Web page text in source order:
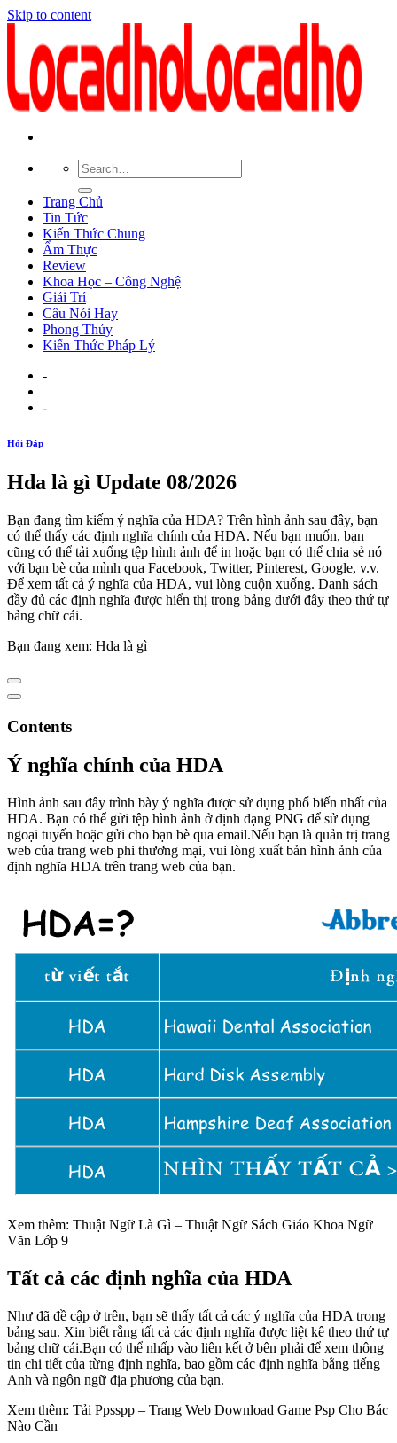
Skip to content
Trang Chủ
Tin Tức
Kiến Thức Chung
Ẩm Thực
Review
Khoa Học – Công Nghệ
Giải Trí
Câu Nói Hay
Phong Thủy
Kiến Thức Pháp Lý
-
-
Hỏi Đáp
Hda là gì Update 08/2026
Bạn đang tìm kiếm ý nghĩa của HDA? Trên hình ảnh sau đây, bạn
có thể thấy các định nghĩa chính của HDA. Nếu bạn muốn, bạn
cũng có thể tải xuống tệp hình ảnh để in hoặc bạn có thể chia sẻ nó
với bạn bè của mình qua Facebook, Twitter, Pinterest, Google, v.v.
Để xem tất cả ý nghĩa của HDA, vui lòng cuộn xuống. Danh sách
đầy đủ các định nghĩa được hiển thị trong bảng dưới đây theo thứ tự
bảng chữ cái.
Bạn đang xem: Hda là gì
Contents
Ý nghĩa chính của HDA
Hình ảnh sau đây trình bày ý nghĩa được sử dụng phổ biến nhất của
HDA. Bạn có thể gửi tệp hình ảnh ở định dạng PNG để sử dụng
ngoại tuyến hoặc gửi cho bạn bè qua email.Nếu bạn là quản trị trang
web của trang web phi thương mại, vui lòng xuất bản hình ảnh của
định nghĩa HDA trên trang web của bạn.
Xem thêm: Thuật Ngữ Là Gì – Thuật Ngữ Sách Giáo Khoa Ngữ
Văn Lớp 9
Tất cả các định nghĩa của HDA
Như đã đề cập ở trên, bạn sẽ thấy tất cả các ý nghĩa của HDA trong
bảng sau. Xin biết rằng tất cả các định nghĩa được liệt kê theo thứ tự
bảng chữ cái.Bạn có thể nhấp vào liên kết ở bên phải để xem thông
tin chi tiết của từng định nghĩa, bao gồm các định nghĩa bằng tiếng
Anh và ngôn ngữ địa phương của bạn.
Xem thêm: Tải Ppsspp – Trang Web Download Game Psp Cho Bác
Nào Cần